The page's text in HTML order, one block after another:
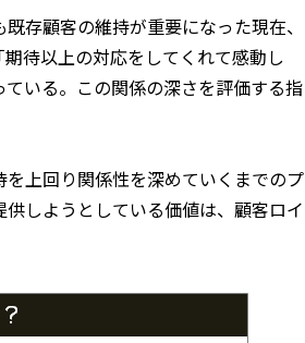
存顧客の維持が重要になった現在、
待以上の対応をしてくれて感動し
いる。この関係の深さを評価する指
上回り関係性を深めていくまでのプ
しようとしている価値は、顧客ロイ